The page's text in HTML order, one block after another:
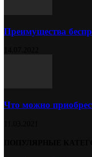
Преимущества
Что можно